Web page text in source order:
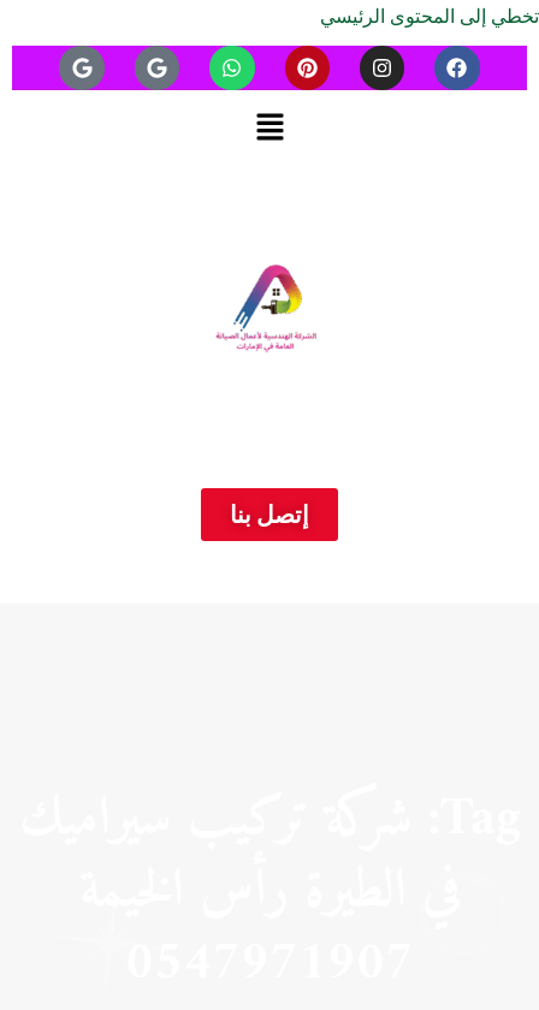
تخطي إلى المحتوى الرئيسي
إتصل بنا